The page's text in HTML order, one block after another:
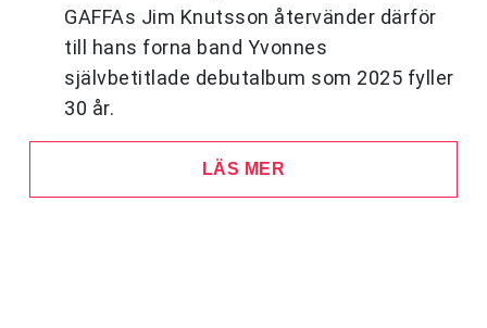
GAFFAs Jim Knutsson återvänder därför
till hans forna band Yvonnes
självbetitlade debutalbum som 2025 fyller
30 år.
LÄS MER